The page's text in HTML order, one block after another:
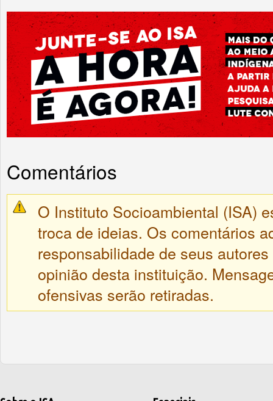
Comentários
O Instituto Socioambiental (ISA)
troca de ideias. Os comentários
responsabilidade de seus
opinião desta instituição.
ofensivas serão retiradas.